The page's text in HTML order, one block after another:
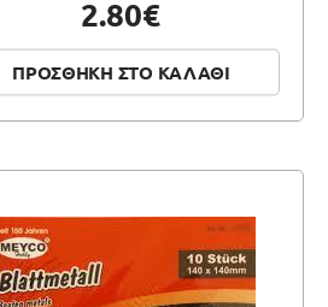
2.80€
ΠΡΟΣΘΗΚΗ ΣΤΟ ΚΑΛΑΘΙ